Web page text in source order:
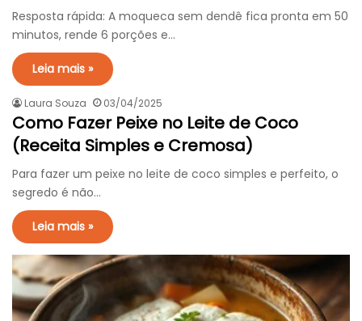
Resposta rápida: A moqueca sem dendê fica pronta em 50
minutos, rende 6 porções e…
Leia mais »
Laura Souza 03/04/2025
Como Fazer Peixe no Leite de Coco
(Receita Simples e Cremosa)
Para fazer um peixe no leite de coco simples e perfeito, o
segredo é não…
Leia mais »